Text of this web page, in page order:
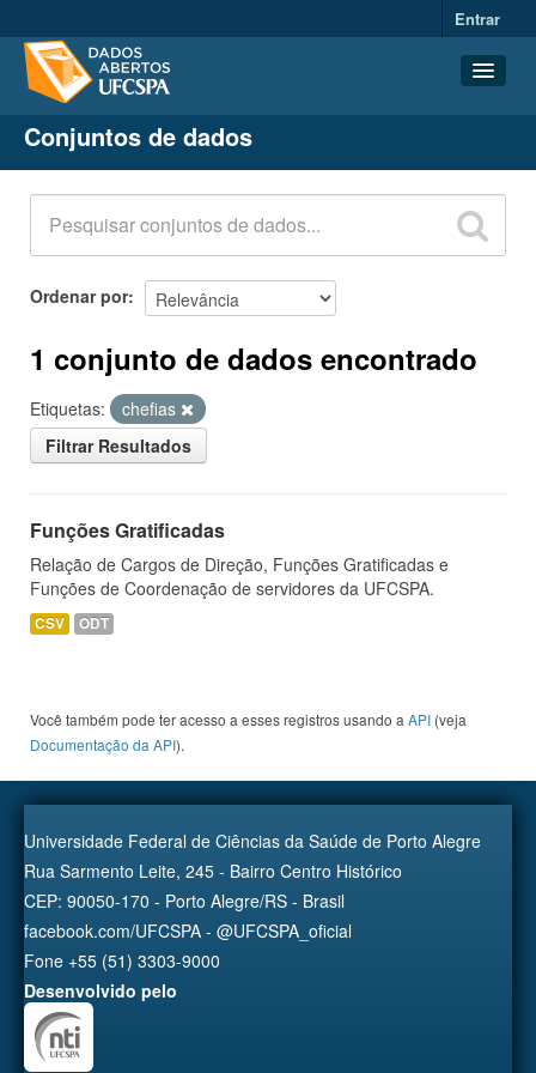
Entrar
Conjuntos de dados
Organizações
Grupos
Sobre
Conjuntos de dados
Ordenar por
1 conjunto de dados encontrado
Etiquetas:
chefias
Filtrar Resultados
Funções Gratificadas
Relação de Cargos de Direção, Funções Gratificadas e
Funções de Coordenação de servidores da UFCSPA.
CSV ODT
Você também pode ter acesso a esses registros usando a API (veja
Documentação da API).
Universidade Federal de Ciências da Saúde de Porto Alegre
Rua Sarmento Leite, 245 - Bairro Centro Histórico
CEP: 90050-170 - Porto Alegre/RS - Brasil
facebook.com/UFCSPA - @UFCSPA_oficial
Fone +55 (51) 3303-9000
Desenvolvido pelo